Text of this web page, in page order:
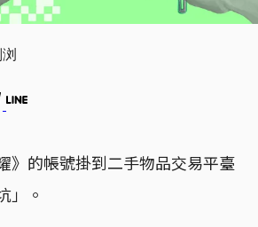
》的帳號掛到二手物品交易平臺
」。